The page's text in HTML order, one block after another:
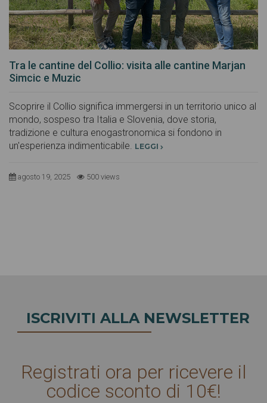
Tra le cantine del Collio: visita alle cantine Marjan
Simcic e Muzic
Scoprire il Collio significa immergersi in un territorio unico al
mondo, sospeso tra Italia e Slovenia, dove storia,
tradizione e cultura enogastronomica si fondono in
un'esperienza indimenticabile.
LEGGI
agosto 19, 2025 500 views
ISCRIVITI ALLA NEWSLETTER
Registrati ora per ricevere il
codice sconto di 10€!